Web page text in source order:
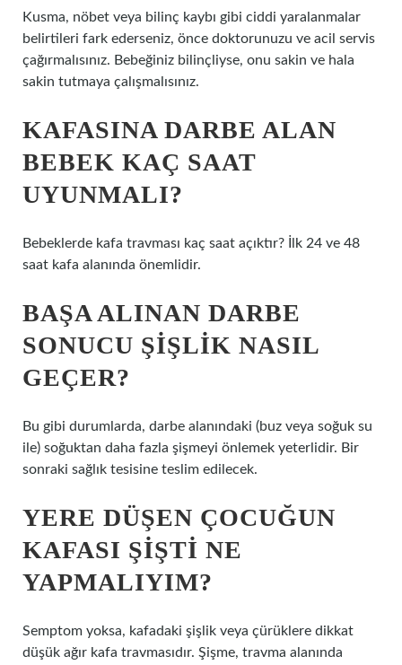
Kusma, nöbet veya bilinç kaybı gibi ciddi yaralanmalar
belirtileri fark ederseniz, önce doktorunuzu ve acil servis
çağırmalısınız. Bebeğiniz bilinçliyse, onu sakin ve hala
sakin tutmaya çalışmalısınız.
KAFASINA DARBE ALAN
BEBEK KAÇ SAAT
UYUNMALI?
Bebeklerde kafa travması kaç saat açıktır? İlk 24 ve 48
saat kafa alanında önemlidir.
BAŞA ALINAN DARBE
SONUCU ŞIŞLIK NASIL
GEÇER?
Bu gibi durumlarda, darbe alanındaki (buz veya soğuk su
ile) soğuktan daha fazla şişmeyi önlemek yeterlidir. Bir
sonraki sağlık tesisine teslim edilecek.
YERE DÜŞEN ÇOCUĞUN
KAFASI ŞIŞTI NE
YAPMALIYIM?
Semptom yoksa, kafadaki şişlik veya çürüklere dikkat
düşük ağır kafa travmasıdır. Şişme, travma alanında